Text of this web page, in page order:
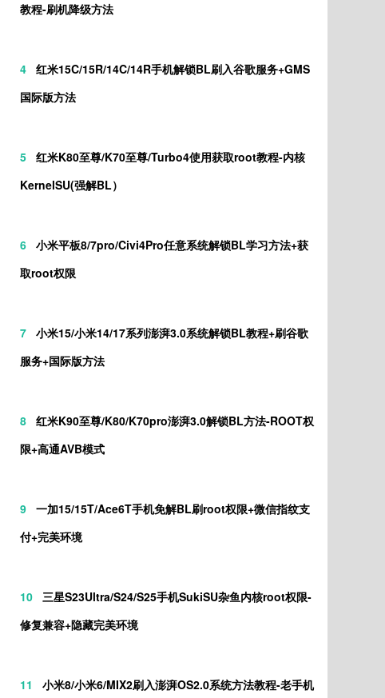
教程-刷机降级方法
4
红米15C/15R/14C/14R手机解锁BL刷入谷歌服务+GMS
国际版方法
5
红米K80至尊/K70至尊/Turbo4使用获取root教程-内核
KernelSU(强解BL）
6
小米平板8/7pro/Civi4Pro任意系统解锁BL学习方法+获
取root权限
7
小米15/小米14/17系列澎湃3.0系统解锁BL教程+刷谷歌
服务+国际版方法
8
红米K90至尊/K80/K70pro澎湃3.0解锁BL方法-ROOT权
限+高通AVB模式
9
一加15/15T/Ace6T手机免解BL刷root权限+微信指纹支
付+完美环境
10
三星S23Ultra/S24/S25手机SukiSU杂鱼内核root权限-
修复兼容+隐藏完美环境
11
小米8/小米6/MIX2刷入澎湃OS2.0系统方法教程-老手机